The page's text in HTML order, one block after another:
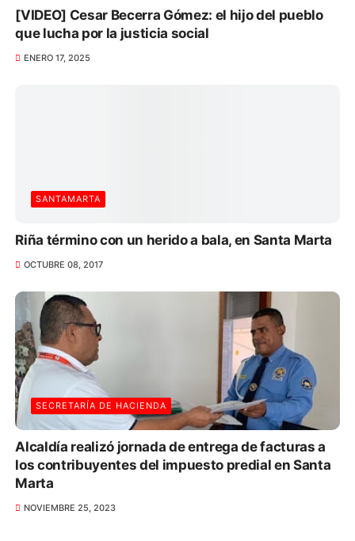
[VIDEO] Cesar Becerra Gómez: el hijo del pueblo
que lucha por la justicia social
ENERO 17, 2025
SANTAMARTA
Riña término con un herido a bala, en Santa Marta
OCTUBRE 08, 2017
SECRETARÍA DE HACIENDA
Alcaldía realizó jornada de entrega de facturas a
los contribuyentes del impuesto predial en Santa
Marta
NOVIEMBRE 25, 2023